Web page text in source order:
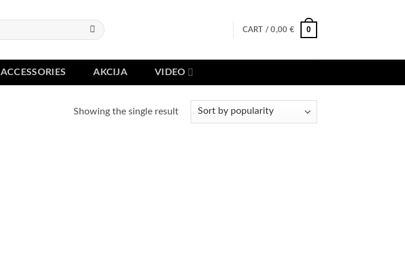
CART /0,00 € 0
ACCESSORIES AKCIJA VIDEO
Showing the single result